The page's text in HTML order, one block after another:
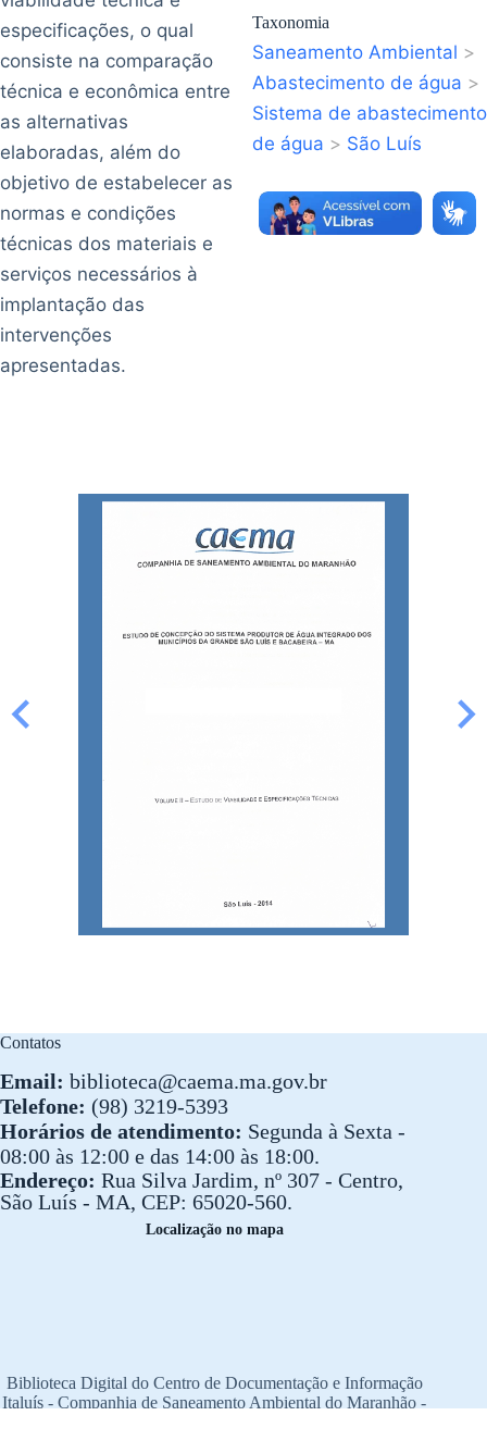
especificações, o qual
consiste na comparação
técnica e econômica entre
as alternativas
elaboradas, além do
objetivo de estabelecer as
normas e condições
técnicas dos materiais e
serviços necessários à
implantação das
intervenções
apresentadas.
Taxonomia
Saneamento Ambiental >
Abastecimento de água >
Sistema de abastecimento
de água > São Luís
Contatos
Email: biblioteca@caema.ma.gov.br
Telefone: (98) 3219-5393
Horários de atendimento: Segunda à Sexta -
08:00 às 12:00 e das 14:00 às 18:00.
Endereço: Rua Silva Jardim, nº 307 - Centro,
São Luís - MA, CEP: 65020-560.
Localização no mapa
Biblioteca Digital do Centro de Documentação e Informação
Italuís - Companhia de Saneamento Ambiental do Maranhão -